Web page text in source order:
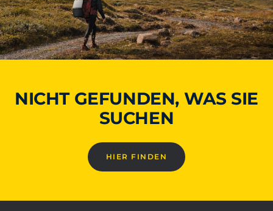
NICHT GEFUNDEN, WAS SIE
SUCHEN
HIER FINDEN